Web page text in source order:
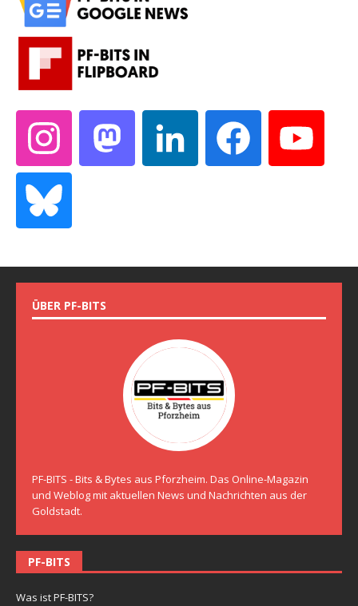
ÜBER PF-BITS
PF-BITS - Bits & Bytes aus Pforzheim. Das Online-Magazin
und Weblog mit aktuellen News und Nachrichten aus der
Goldstadt.
PF-BITS
Was ist PF-BITS?